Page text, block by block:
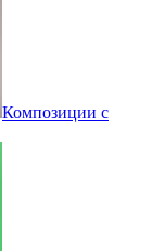
Композиции с